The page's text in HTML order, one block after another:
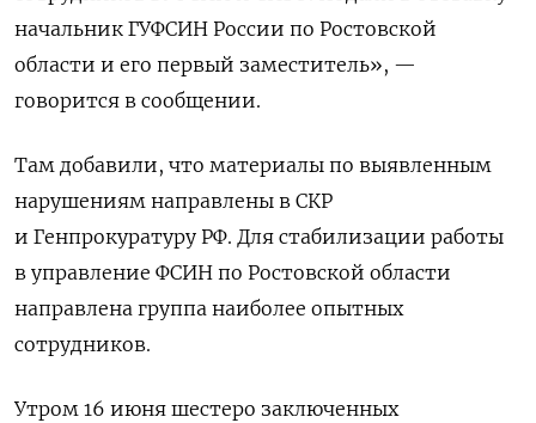
начальник ГУФСИН России по Ростовской
области и его первый заместитель», —
говорится в сообщении.
Там добавили, что материалы по выявленным
нарушениям направлены в СКР
и Генпрокуратуру РФ. Для стабилизации работы
в управление ФСИН по Ростовской области
направлена группа наиболее опытных
сотрудников.
Утром 16 июня шестеро заключенных